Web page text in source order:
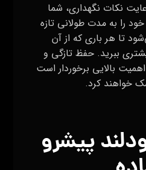
نکات نگهداری، شما
خود را به مدت طولانی تازه
تا هر باری که از آن
ببرید. حفظ تازگی و
بالایی برخوردار است
خواهند کرد.
پیشرو